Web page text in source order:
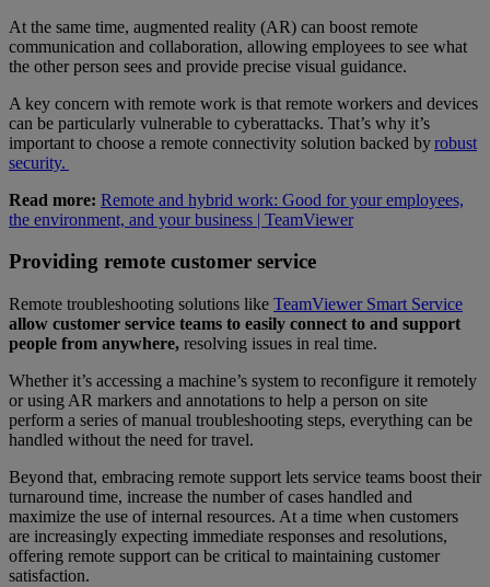
At the same time, augmented reality (AR) can boost remote
communication and collaboration, allowing employees to see what
the other person sees and provide precise visual guidance.
A key concern with remote work is that remote workers and devices
can be particularly vulnerable to cyberattacks. That’s why it’s
important to choose a remote connectivity solution backed byrobust
security.
Read more: Remote and hybrid work: Good for your employees,
the environment, and your business | TeamViewer
Providing remote customer service
Remote troubleshooting solutions like TeamViewer Smart Service
allow customer service teams to easily connect to and support
people from anywhere, resolving issues in real time.
Whether it’s accessing a machine’s system to reconfigure it remotely
or using AR markers and annotations to help a person on site
perform a series of manual troubleshooting steps, everything can be
handled without the need for travel.
Beyond that, embracing remote support lets service teams boost their
turnaround time, increase the number of cases handled and
maximize the use of internal resources. At a time when customers
are increasingly expecting immediate responses and resolutions,
offering remote support can be critical to maintaining customer
satisfaction.